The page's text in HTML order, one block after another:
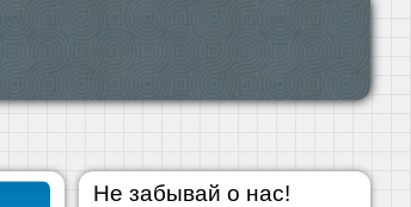
Не забывай о нас!